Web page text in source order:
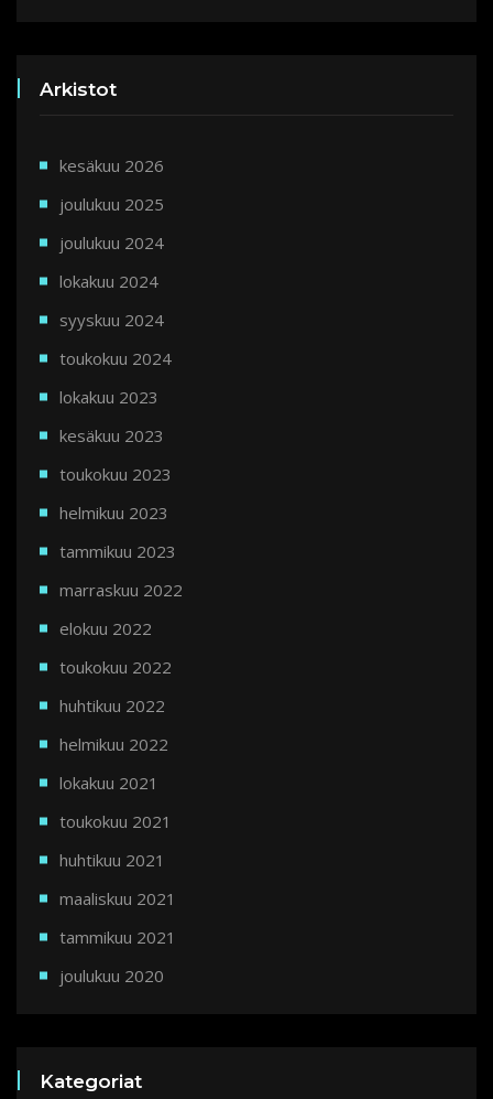
Arkistot
kesäkuu 2026
joulukuu 2025
joulukuu 2024
lokakuu 2024
syyskuu 2024
toukokuu 2024
lokakuu 2023
kesäkuu 2023
toukokuu 2023
helmikuu 2023
tammikuu 2023
marraskuu 2022
elokuu 2022
toukokuu 2022
huhtikuu 2022
helmikuu 2022
lokakuu 2021
toukokuu 2021
huhtikuu 2021
maaliskuu 2021
tammikuu 2021
joulukuu 2020
Kategoriat